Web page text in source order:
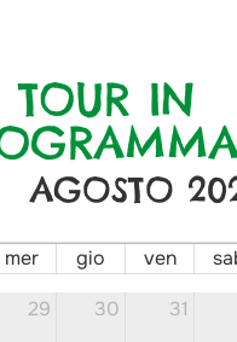
TOUR IN
AGOSTO
mer gio ven
29 30 31